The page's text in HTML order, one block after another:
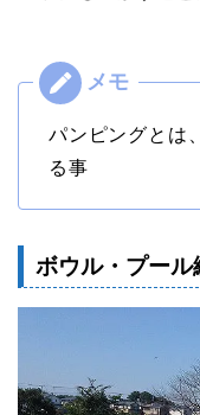
パンピングとは
る事
ボウル・プール